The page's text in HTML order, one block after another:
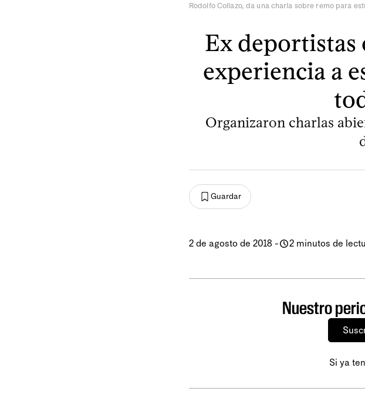
Rodolfo Collazo, da una charla sobre remo para
Ex deportistas
experiencia a
Organizaron charlas
Guardar
2 de agosto de 2018 - 2 minutos de
Nuestro
Si ya